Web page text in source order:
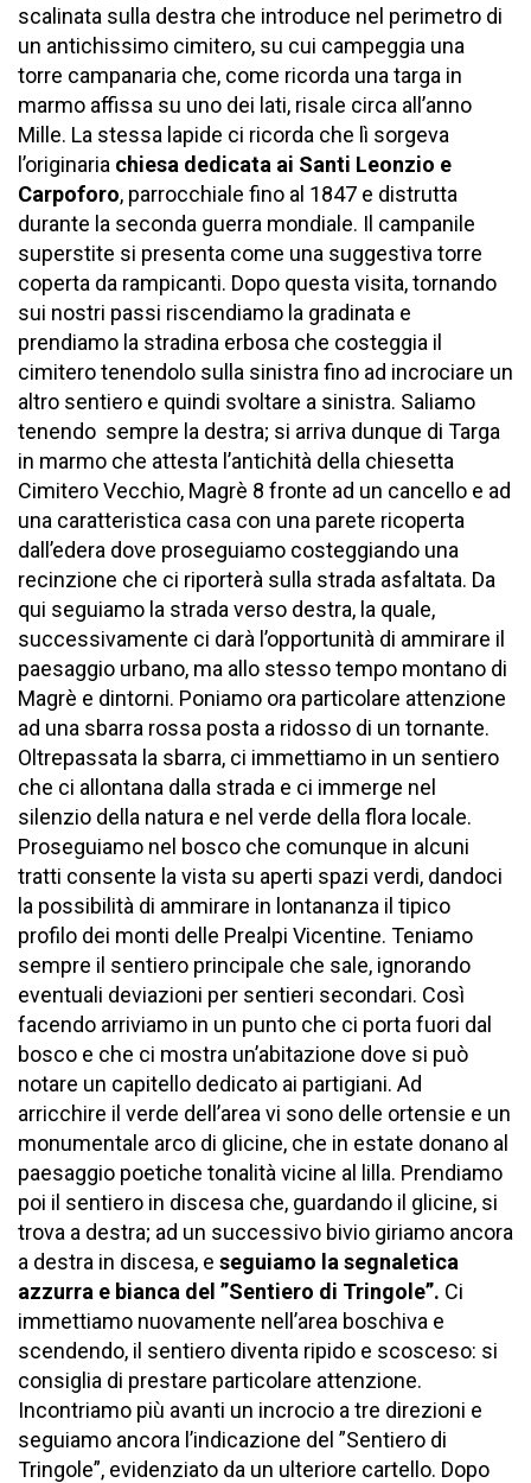
scalinata sulla destra che introduce nel perimetro di
un antichissimo cimitero, su cui campeggia una
torre campanaria che, come ricorda una targa in
marmo affissa su uno dei lati, risale circa all’anno
Mille. La stessa lapide ci ricorda che lì sorgeva
l’originaria chiesa dedicata ai Santi Leonzio e
Carpoforo, parrocchiale fino al 1847 e distrutta
durante la seconda guerra mondiale. Il campanile
superstite si presenta come una suggestiva torre
coperta da rampicanti. Dopo questa visita, tornando
sui nostri passi riscendiamo la gradinata e
prendiamo la stradina erbosa che costeggia il
cimitero tenendolo sulla sinistra fino ad incrociare un
altro sentiero e quindi svoltare a sinistra. Saliamo
tenendo sempre la destra; si arriva dunque di Targa
in marmo che attesta l’antichità della chiesetta
Cimitero Vecchio, Magrè 8 fronte ad un cancello e ad
una caratteristica casa con una parete ricoperta
dall’edera dove proseguiamo costeggiando una
recinzione che ci riporterà sulla strada asfaltata. Da
qui seguiamo la strada verso destra, la quale,
successivamente ci darà l’opportunità di ammirare il
paesaggio urbano, ma allo stesso tempo montano di
Magrè e dintorni. Poniamo ora particolare attenzione
ad una sbarra rossa posta a ridosso di un tornante.
Oltrepassata la sbarra, ci immettiamo in un sentiero
che ci allontana dalla strada e ci immerge nel
silenzio della natura e nel verde della flora locale.
Proseguiamo nel bosco che comunque in alcuni
tratti consente la vista su aperti spazi verdi, dandoci
la possibilità di ammirare in lontananza il tipico
profilo dei monti delle Prealpi Vicentine. Teniamo
sempre il sentiero principale che sale, ignorando
eventuali deviazioni per sentieri secondari. Così
facendo arriviamo in un punto che ci porta fuori dal
bosco e che ci mostra un’abitazione dove si può
notare un capitello dedicato ai partigiani. Ad
arricchire il verde dell’area vi sono delle ortensie e un
monumentale arco di glicine, che in estate donano al
paesaggio poetiche tonalità vicine al lilla. Prendiamo
poi il sentiero in discesa che, guardando il glicine, si
trova a destra; ad un successivo bivio giriamo ancora
a destra in discesa, e seguiamo la segnaletica
azzurra e bianca del ”Sentiero di Tringole”. Ci
immettiamo nuovamente nell’area boschiva e
scendendo, il sentiero diventa ripido e scosceso: si
consiglia di prestare particolare attenzione.
Incontriamo più avanti un incrocio a tre direzioni e
seguiamo ancora l’indicazione del ”Sentiero di
Tringole”, evidenziato da un ulteriore cartello. Dopo